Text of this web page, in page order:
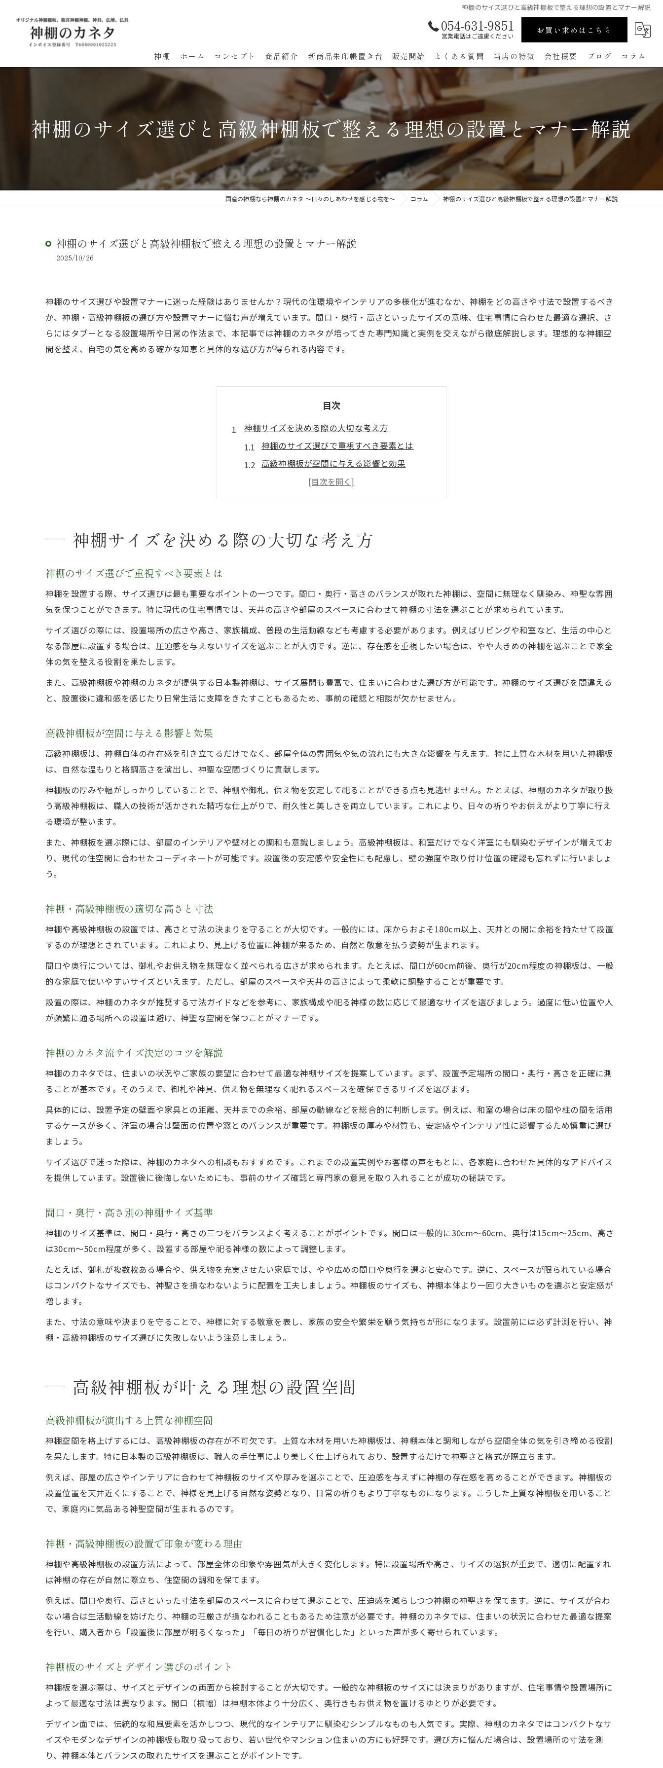
神棚のサイズ選びと高級神棚板で整える理想の設置とマナー解説
054-631-9851
営業電話はご遠慮ください
お買い求めはこちら
神棚 ホーム コンセプト 商品紹介 新商品朱印帳置き台 販売開始 よくある質問 当店の特徴
手作り
コンパクト
会社概要 ブログ コラム
神棚のサイズ選びと高級神棚板で整える理想の設置とマナー解説
国産の神棚なら神棚のカネタ ～日々のしあわせを感じる物を～ コラム 神棚のサイズ選びと高級神棚板で整える理想の設置とマナー解説
神棚のサイズ選びと高級神棚板で整える理想の設置とマナー解説
2025/10/26
神棚のサイズ選びや設置マナーに迷った経験はありませんか？現代の住環境やインテリアの多様化が進むなか、神棚をどの高さや寸法で設置するべき
か、神棚・高級神棚板の選び方や設置マナーに悩む声が増えています。間口・奥行・高さといったサイズの意味、住宅事情に合わせた最適な選択、さ
らにはタブーとなる設置場所や日常の作法まで、本記事では神棚のカネタが培ってきた専門知識と実例を交えながら徹底解説します。理想的な神棚空
間を整え、自宅の気を高める確かな知恵と具体的な選び方が得られる内容です。
目次
神棚サイズを決める際の大切な考え方
神棚のサイズ選びで重視すべき要素とは
高級神棚板が空間に与える影響と効果
神棚・高級神棚板の適切な高さと寸法
神棚のカネタ流サイズ決定のコツを解説
高級神棚板が叶える理想の設置空間
高級神棚板が演出する上質な神棚空間
神棚板のサイズとデザイン選びのポイント
神棚のカネタが伝える設置空間の最適化法
神棚板と神棚本体のバランスを考える秘訣
自宅に合う神棚はどの寸法が最適か
高級神棚板で自宅空間に最適な寸法調整
神棚・高級神棚板の寸法比較と選定基準
サイズ選びと設置マナーのポイント解説
神棚サイズ選びと設置マナーの基本を確認
高級神棚板で守るべき神棚設置の作法とは
神棚のカネタが伝える正しいサイズ選定法
寸法とマナーを両立させる配置ポイント
神棚のカネタ流・間口と奥行の選び方
間口・奥行バランスで空間に調和を生む方法
高級神棚板と間口サイズの関係性を探る
コンパクトな神棚設置に失敗しない秘訣
神棚サイズを抑えた設置のメリットと工夫
高級神棚板で実現する省スペース設置術
神棚・高級神棚板のコンパクト寸法選び
神棚サイズを決める際の大切な考え方
神棚のサイズ選びで重視すべき要素とは
神棚を設置する際、サイズ選びは最も重要なポイントの一つです。間口・奥行・高さのバランスが取れた神棚は、空間に無理なく馴染み、神聖な雰囲
気を保つことができます。特に現代の住宅事情では、天井の高さや部屋のスペースに合わせて神棚の寸法を選ぶことが求められています。
サイズ選びの際には、設置場所の広さや高さ、家族構成、普段の生活動線なども考慮する必要があります。例えばリビングや和室など、生活の中心と
なる部屋に設置する場合は、圧迫感を与えないサイズを選ぶことが大切です。逆に、存在感を重視したい場合は、やや大きめの神棚を選ぶことで家全
体の気を整える役割を果たします。
また、高級神棚板や神棚のカネタが提供する日本製神棚は、サイズ展開も豊富で、住まいに合わせた選び方が可能です。神棚のサイズ選びを間違える
と、設置後に違和感を感じたり日常生活に支障をきたすこともあるため、事前の確認と相談が欠かせません。
高級神棚板が空間に与える影響と効果
高級神棚板は、神棚自体の存在感を引き立てるだけでなく、部屋全体の雰囲気や気の流れにも大きな影響を与えます。特に上質な木材を用いた神棚板
は、自然な温もりと格調高さを演出し、神聖な空間づくりに貢献します。
神棚板の厚みや幅がしっかりしていることで、神棚や御札、供え物を安定して祀ることができる点も見逃せません。たとえば、神棚のカネタが取り扱
う高級神棚板は、職人の技術が活かされた精巧な仕上がりで、耐久性と美しさを両立しています。これにより、日々の祈りやお供えがより丁寧に行え
る環境が整います。
また、神棚板を選ぶ際には、部屋のインテリアや壁材との調和も意識しましょう。高級神棚板は、和室だけでなく洋室にも馴染むデザインが増えてお
り、現代の住空間に合わせたコーディネートが可能です。設置後の安定感や安全性にも配慮し、壁の強度や取り付け位置の確認も忘れずに行いましょ
う。
神棚・高級神棚板の適切な高さと寸法
神棚や高級神棚板の設置では、高さと寸法の決まりを守ることが大切です。一般的には、床からおよそ180cm以上、天井との間に余裕を持たせて設置
するのが理想とされています。これにより、見上げる位置に神棚が来るため、自然と敬意を払う姿勢が生まれます。
間口や奥行については、御札やお供え物を無理なく並べられる広さが求められます。たとえば、間口が60cm前後、奥行が20cm程度の神棚板は、一般
的な家庭で使いやすいサイズといえます。ただし、部屋のスペースや天井の高さによって柔軟に調整することが重要です。
設置の際は、神棚のカネタが推奨する寸法ガイドなどを参考に、家族構成や祀る神様の数に応じて最適なサイズを選びましょう。過度に低い位置や人
が頻繁に通る場所への設置は避け、神聖な空間を保つことがマナーです。
神棚のカネタ流サイズ決定のコツを解説
神棚のカネタでは、住まいの状況やご家族の要望に合わせて最適な神棚サイズを提案しています。まず、設置予定場所の間口・奥行・高さを正確に測
ることが基本です。そのうえで、御札や神具、供え物を無理なく祀れるスペースを確保できるサイズを選びます。
具体的には、設置予定の壁面や家具との距離、天井までの余裕、部屋の動線などを総合的に判断します。例えば、和室の場合は床の間や柱の間を活用
するケースが多く、洋室の場合は壁面の位置や窓とのバランスが重要です。神棚板の厚みや材質も、安定感やインテリア性に影響するため慎重に選び
ましょう。
サイズ選びで迷った際は、神棚のカネタへの相談もおすすめです。これまでの設置実例やお客様の声をもとに、各家庭に合わせた具体的なアドバイス
を提供しています。設置後に後悔しないためにも、事前のサイズ確認と専門家の意見を取り入れることが成功の秘訣です。
間口・奥行・高さ別の神棚サイズ基準
神棚のサイズ基準は、間口・奥行・高さの三つをバランスよく考えることがポイントです。間口は一般的に30cm〜60cm、奥行は15cm〜25cm、高さ
は30cm〜50cm程度が多く、設置する部屋や祀る神様の数によって調整します。
たとえば、御札が複数枚ある場合や、供え物を充実させたい家庭では、やや広めの間口や奥行を選ぶと安心です。逆に、スペースが限られている場合
はコンパクトなサイズでも、神聖さを損なわないように配置を工夫しましょう。神棚板のサイズも、神棚本体より一回り大きいものを選ぶと安定感が
増します。
また、寸法の意味や決まりを守ることで、神様に対する敬意を表し、家族の安全や繁栄を願う気持ちが形になります。設置前には必ず計測を行い、神
棚・高級神棚板のサイズ選びに失敗しないよう注意しましょう。
高級神棚板が叶える理想の設置空間
高級神棚板が演出する上質な神棚空間
神棚空間を格上げするには、高級神棚板の存在が不可欠です。上質な木材を用いた神棚板は、神棚本体と調和しながら空間全体の気を引き締める役割
を果たします。特に日本製の高級神棚板は、職人の手仕事により美しく仕上げられており、設置するだけで神聖さと格式が際立ちます。
例えば、部屋の広さやインテリアに合わせて神棚板のサイズや厚みを選ぶことで、圧迫感を与えずに神棚の存在感を高めることができます。神棚板の
設置位置を天井近くにすることで、神様を見上げる自然な姿勢となり、日常の祈りもより丁寧なものになります。こうした上質な神棚板を用いること
で、家庭内に気品ある神聖空間が生まれるのです。
神棚・高級神棚板の設置で印象が変わる理由
神棚や高級神棚板の設置方法によって、部屋全体の印象や雰囲気が大きく変化します。特に設置場所や高さ、サイズの選択が重要で、適切に配置すれ
ば神棚の存在が自然に際立ち、住空間の調和を保てます。
例えば、間口や奥行、高さといった寸法を部屋のスペースに合わせて選ぶことで、圧迫感を減らしつつ神棚の神聖さを保てます。逆に、サイズが合わ
ない場合は生活動線を妨げたり、神棚の荘厳さが損なわれることもあるため注意が必要です。神棚のカネタでは、住まいの状況に合わせた最適な提案
を行い、購入者から「設置後に部屋が明るくなった」「毎日の祈りが習慣化した」といった声が多く寄せられています。
神棚板のサイズとデザイン選びのポイント
神棚板を選ぶ際は、サイズとデザインの両面から検討することが大切です。一般的な神棚板のサイズには決まりがありますが、住宅事情や設置場所に
よって最適な寸法は異なります。間口（横幅）は神棚本体より十分広く、奥行きもお供え物を置けるゆとりが必要です。
デザイン面では、伝統的な和風要素を活かしつつ、現代的なインテリアに馴染むシンプルなものも人気です。実際、神棚のカネタではコンパクトなサ
イズやモダンなデザインの神棚板も取り扱っており、若い世代やマンション住まいの方にも好評です。選び方に悩んだ場合は、設置場所の寸法を測
り、神棚本体とバランスの取れたサイズを選ぶことがポイントです。